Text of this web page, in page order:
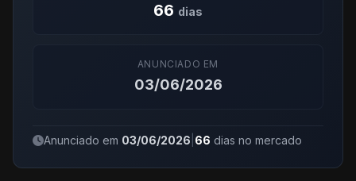
66 dias
ANUNCIADO EM
03/06/2026
Anunciado em 03/06/2026 66 dias no mercado